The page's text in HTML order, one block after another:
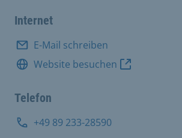
Internet
E-Mail schreiben
Website besuchen
Telefon
+49 89 233-28590